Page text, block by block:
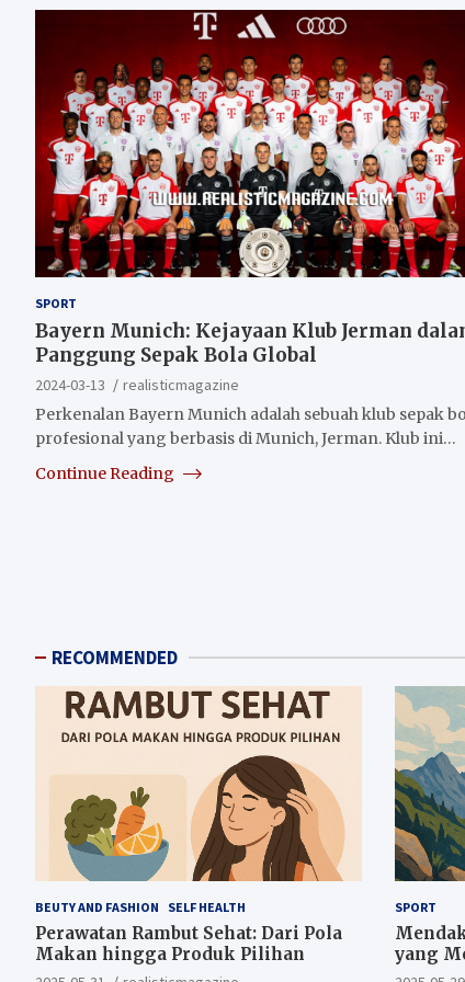
SPORT
Bayern Munich: Kejayaan Klub Jerman
Panggung Sepak Bola Global
2024-03-13
realisticmagazine
Perkenalan Bayern Munich adalah sebuah klub sepak
profesional yang berbasis di Munich, Jerman. Klub ini…
Continue Reading
RECOMMENDED
BEUTY AND FASHION SELF HEALTH
Perawatan Rambut Sehat: Dari Pola
Makan hingga Produk Pilihan
SPORT
yang